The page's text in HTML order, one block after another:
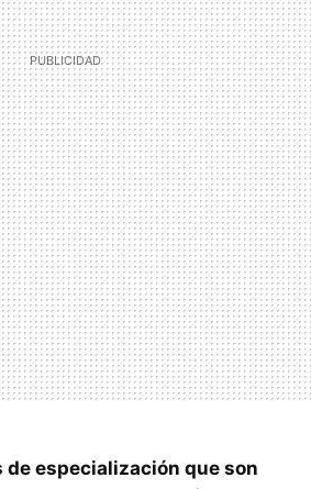
de especialización que son